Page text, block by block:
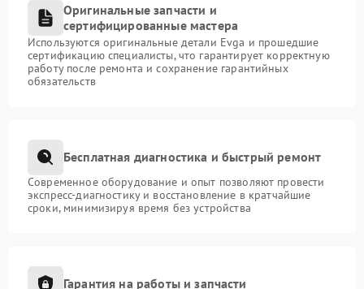
Оригинальные запчасти и
сертифицированные мастера
Используются оригинальные детали Evga и прошедшие
сертификацию специалисты, что гарантирует корректную
работу после ремонта и сохранение гарантийных
обязательств
Бесплатная диагностика и быстрый ремонт
Современное оборудование и опыт позволяют провести
экспресс-диагностику и восстановление в кратчайшие
сроки, минимизируя время без устройства
Гарантия на работы и запчасти